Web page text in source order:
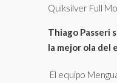
Quiksilver Full
Thiago Passeri
la mejor ola del
El equipo